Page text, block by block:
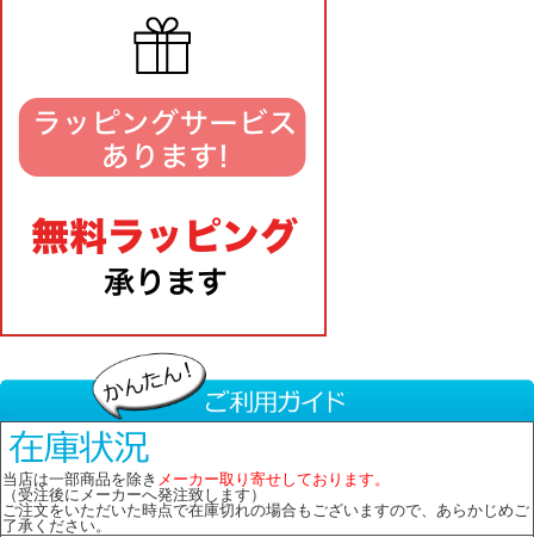
当店は一部商品を除き メーカー取り寄せしております。
（受注後にメーカーへ発注致します）
ご注文をいただいた時点で在庫切れの場合もございますので、あらかじめご
了承ください。